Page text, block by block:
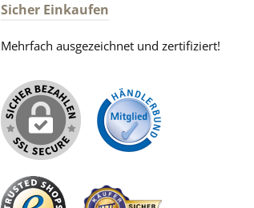
Sicher Einkaufen
Mehrfach ausgezeichnet und zertifiziert!